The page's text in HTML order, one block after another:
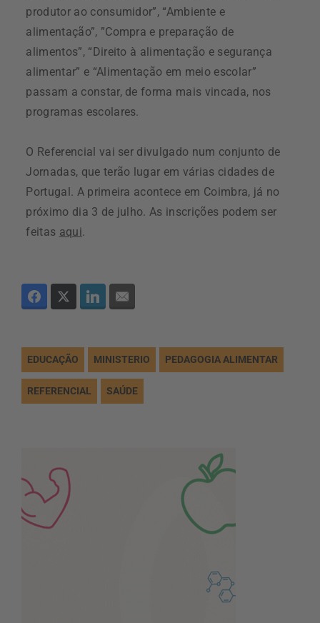
produtor ao consumidor”, “Ambiente e
alimentação”, ”Compra e preparação de
alimentos”, “Direito à alimentação e segurança
alimentar” e “Alimentação em meio escolar”
passam a constar, de forma mais vincada, nos
programas escolares.
O Referencial vai ser divulgado num conjunto de
Jornadas, que terão lugar em várias cidades de
Portugal. A primeira acontece em Coimbra, já no
próximo dia 3 de julho. As inscrições podem ser
feitas aqui.
EDUCAÇÃO MINISTERIO PEDAGOGIA ALIMENTAR
REFERENCIAL SAÚDE